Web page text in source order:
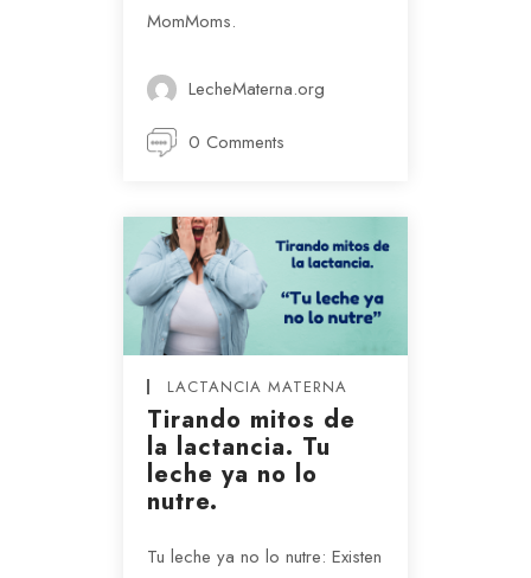
MomMoms.
LecheMaterna.org
0 Comments
LACTANCIA MATERNA
Tirando mitos de
la lactancia. Tu
leche ya no lo
nutre.
Tu leche ya no lo nutre: Existen